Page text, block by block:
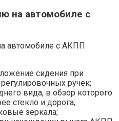
на автомобиле с
автомобиле с АКПП
сидения при
ручек;
вида, в обзор которого
стекло и дорога;
зеркала;